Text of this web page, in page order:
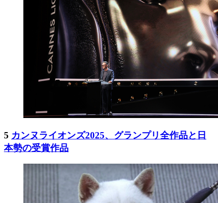
5 カンヌライオンズ2025、グランプリ全作品と日
本勢の受賞作品